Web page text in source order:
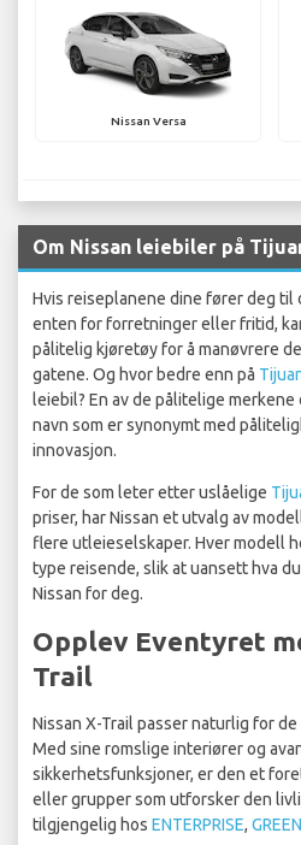
Nissan Versa
Om Nissan leiebiler på
Hvis reiseplanene dine fører deg til
enten for forretninger eller fritid,
pålitelig kjøretøy for å manøvrere
gatene. Og hvor bedre enn på
leiebil? En av de pålitelige
navn som er synonymt med
innovasjon.
For de som leter etter uslåelige
priser, har Nissan et utvalg av
flere utleieselskaper. Hver modell
type reisende, slik at uansett hva
Nissan for deg.
Opplev Eventyret
Trail
Nissan X-Trail passer naturlig for
Med sine romslige interiører og
sikkerhetsfunksjoner, er den et
eller grupper som utforsker den
tilgjengelig hos ENTERPRISE,